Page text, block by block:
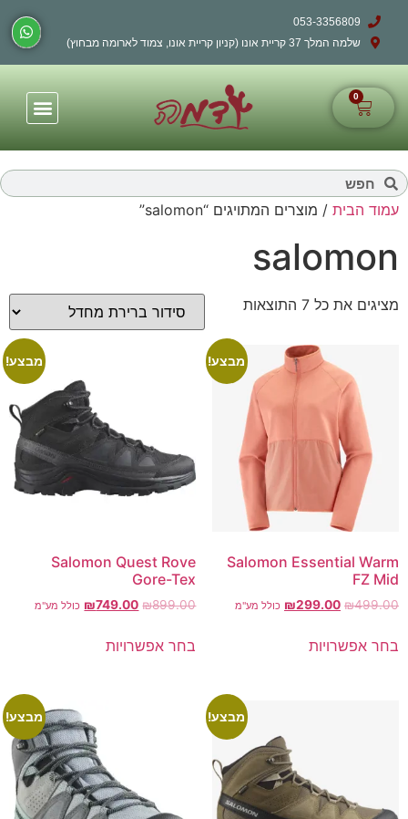
053-3356809
שלמה המלך 37 קריית אונו (קניון קריית אונו, צמוד לארומה מבחוץ)
0
עמוד הבית / מוצרים המתויגים “salomon”
salomon
מציגים את כל ⁦7⁩ התוצאות
מבצע!
Salomon Essential Warm
FZ Mid
₪499.00
₪299.00 כולל מע"מ
בחר אפשרויות
מבצע!
Salomon Quest Rove
Gore-Tex
₪899.00
₪749.00 כולל מע"מ
בחר אפשרויות
מבצע! מבצע!